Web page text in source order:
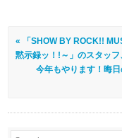
« 「SHOW BY ROCK!!
黙示録ッ！!～」のスタッ
今年もやります！晦